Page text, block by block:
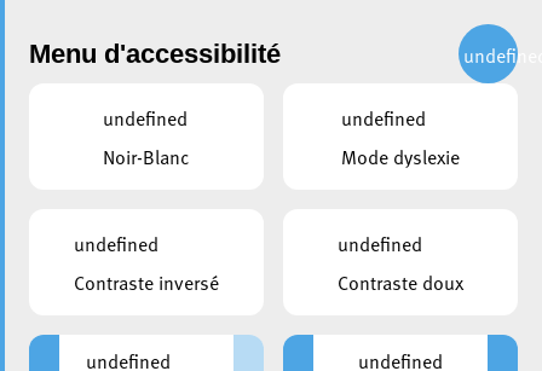
Administration
avec Boy George & Culture
Club
Menu d'accessibilité
undefined
Noir-Blanc
undefined
Mode dyslexie
undefined
Contraste inversé
undefined
Contraste doux
undefined
undefined